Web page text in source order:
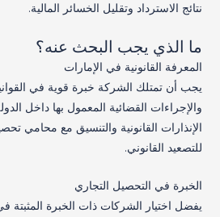
نتائج الاسترداد وتقليل الخسائر المالية.
ما الذي يجب البحث عنه؟
المعرفة القانونية في الإمارات
يجب أن تمتلك الشركة خبرة قوية في
والإجراءات القضائية المعمول بها داخل
الإنذارات القانونية والتنسيق مع محامي
للتصعيد القانوني.
الخبرة في التحصيل التجاري
يفضل اختيار الشركات ذات الخبرة المثبتة